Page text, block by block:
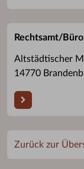
Rechtsamt/
Altstädtischer
14770
Zurück zur